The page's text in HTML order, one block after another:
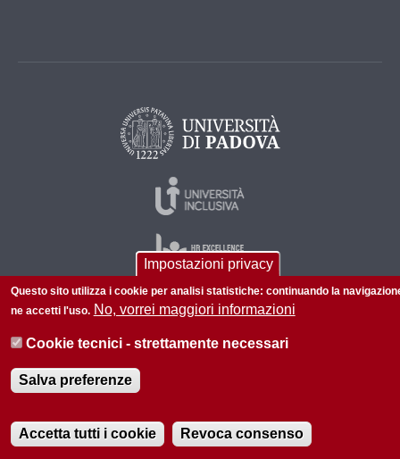
P.I. 00742430283 C.F. 80006480281
Impostazioni privacy
Questo sito utilizza i cookie per analisi statistiche: continuando la
ne accetti l'uso. No, vorrei maggiori informazioni
Cookie tecnici - strettamente necessari
Salva preferenze
Accetta tutti i cookie Revoca consenso